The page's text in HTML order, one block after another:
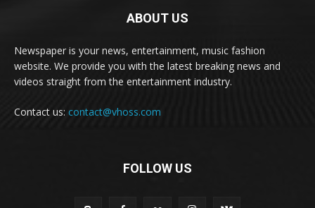
ABOUT US
Newspaper is your news, entertainment, music fashion
website. We provide you with the latest breaking news and
videos straight from the entertainment industry.
Contact us: contact@vhoss.com
FOLLOW US